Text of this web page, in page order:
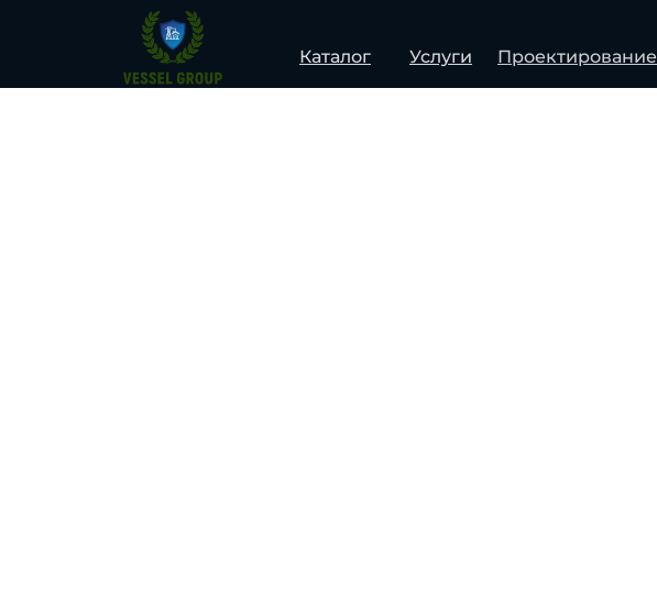
Каталог Услуги Проектирование